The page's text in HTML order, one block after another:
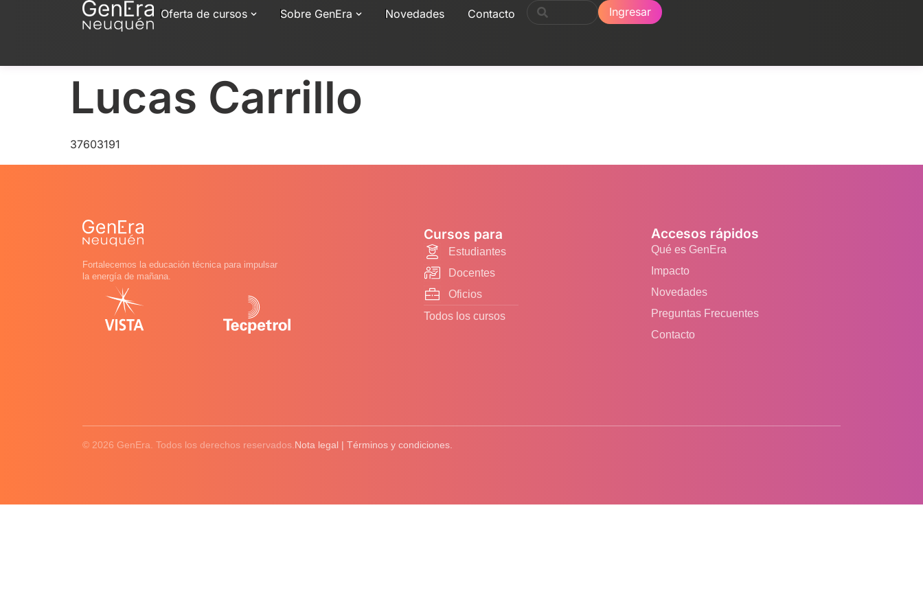
Oferta de cursos Sobre GenEra Novedades Contacto Ingresar
Lucas Carrillo
37603191
Fortalecemos la educación técnica para impulsar
la energía de mañana.
Cursos para
Estudiantes
Docentes
Oficios
Todos los cursos
Accesos rápidos
Qué es GenEra
Impacto
Novedades
Preguntas Frecuentes
Contacto
© 2026 GenEra. Todos los derechos reservados. Nota legal | Términos y condiciones.